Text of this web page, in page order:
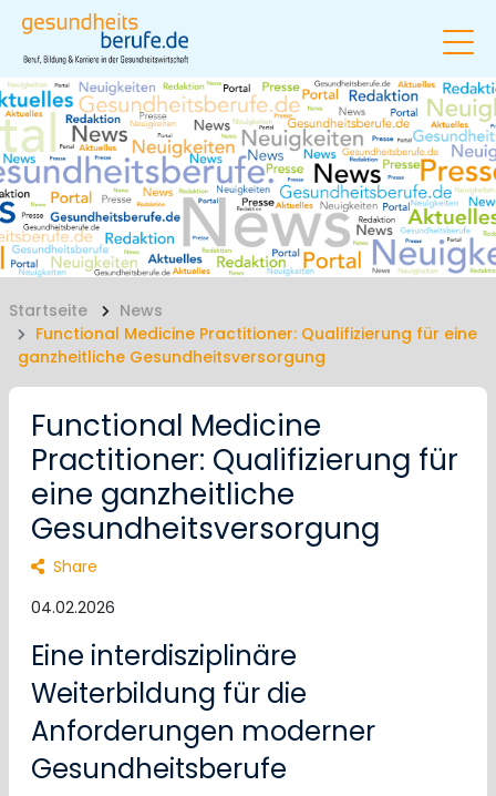
Startseite
News
Functional Medicine Practitioner: Qualifizierung für eine
ganzheitliche Gesundheitsversorgung
Functional Medicine
Practitioner: Qualifizierung für
eine ganzheitliche
Gesundheitsversorgung
Share
04.02.2026
Eine interdisziplinäre
Weiterbildung für die
Anforderungen moderner
Gesundheitsberufe